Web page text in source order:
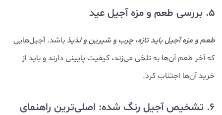
5. بررسی طعم و مزه آجیل عید
طعم و مزه آجیل باید تازه،چرب و شیرین و لذیذباشد. آجیل‌هایی
که آخر طعم آن‌ها به تلخی می‌زند، کیفیت پایینی دارند و باید از
خرید آن‌ها اجتناب کرد.
6. تشخیص آجیل رنگ شده: اصلی‌ترین راهنمای